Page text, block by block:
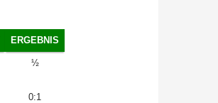
ERGEBNIS
½
0:1